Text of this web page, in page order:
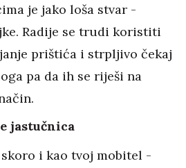
je jako loša stvar -
Radije se trudi koristiti
prištića i strpljivo čekaj
pa da ih se riješi na
jastučnica
i kao tvoj mobitel -